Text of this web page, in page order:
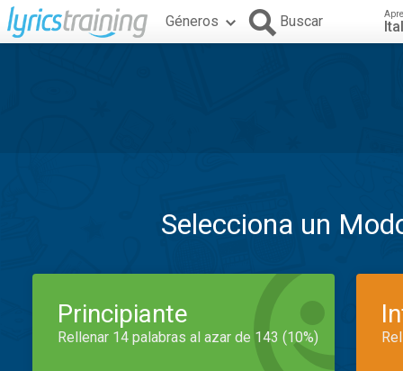
Géneros Buscar
Selecciona un
Principiante
Rellenar 14 palabras al azar de 143 (10%)